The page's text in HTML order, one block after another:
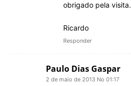
obrigado pela visita.
Ricardo
Responder
Paulo Dias Gaspar
2 de maio de 2013 No 01:17